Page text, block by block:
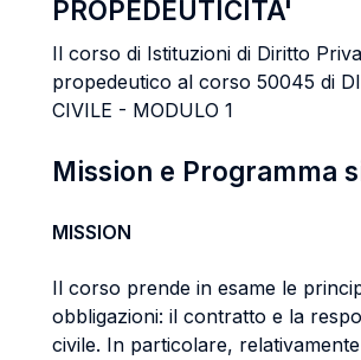
PROPEDEUTICITA'
Il corso di Istituzioni di Diritto
propedeutico al corso 50045 di
CIVILE - MODULO 1
Mission e Programma
MISSION
Il corso prende in esame le
obbligazioni: il contratto e la
civile. In particolare,